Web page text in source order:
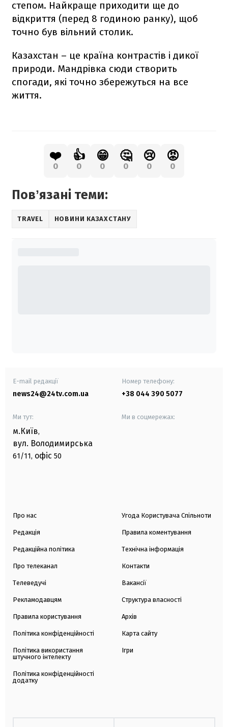
степом. Найкраще приходити ще до
відкриття (перед 8 годиною ранку), щоб
точно був вільний столик.
Казахстан – це країна контрастів і дикої
природи. Мандрівка сюди створить
спогади, які точно збережуться на все
життя.
❤️
0
👍
0
😁
0
🤔
0
😢
0
😡
0
Повʼязані теми:
TRAVEL НОВИНИ КАЗАХСТАНУ
E-mail редакції
news24@24tv.com.ua
Номер телефону:
+38 044 390 5077
Ми тут:
м.Київ,
вул. Володимирська
61/11, офіс 50
Ми в соцмережах:
Про нас
Редакція
Редакційна політика
Про телеканал
Телеведучі
Рекламодавцям
Правила користування
Політика конфіденційності
Політика використання
штучного інтелекту
Політика конфіденційності
додатку
Угода Користувача Спільноти
Правила коментування
Технічна інформація
Контакти
Вакансії
Структура власності
Архів
Карта сайту
Ігри